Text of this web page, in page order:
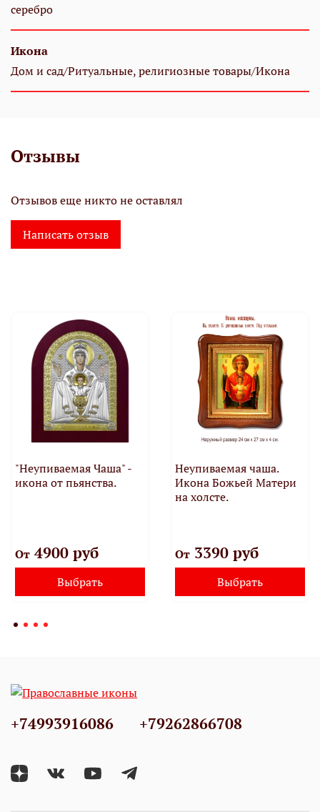
серебро
Икона
Дом и сад/Ритуальные, религиозные товары/Икона
Отзывы
Отзывов еще никто не оставлял
Написать отзыв
"Неупиваемая Чаша" -
икона от пьянства.
От4900 руб
Выбрать
Неупиваемая чаша.
Икона Божьей Матери
на холсте.
От3390 руб
Выбрать
+74993916086 +79262866708